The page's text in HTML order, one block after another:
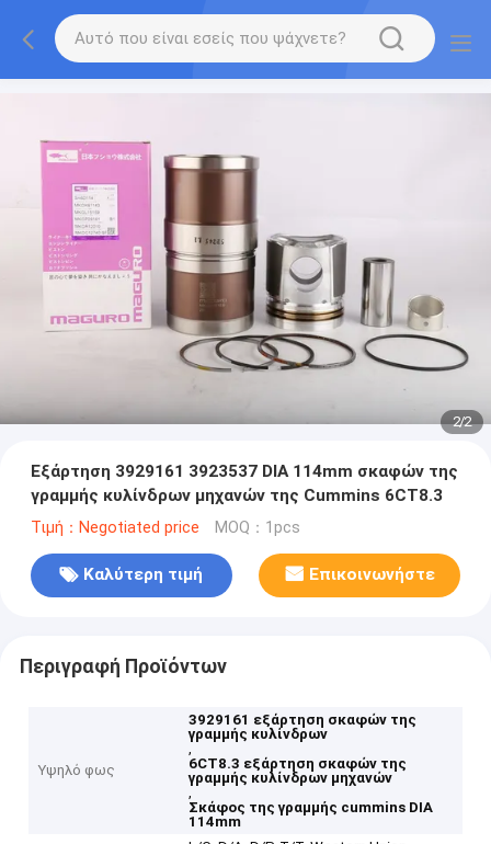
2/2
Εξάρτηση 3929161 3923537 DIA 114mm σκαφών της
γραμμής κυλίνδρων μηχανών της Cummins 6CT8.3
Τιμή：Negotiated price MOQ：1pcs
Καλύτερη τιμή Επικοινωνήστε
Περιγραφή Προϊόντων
Υψηλό φως
3929161 εξάρτηση σκαφών της
γραμμής κυλίνδρων
,
6CT8.3 εξάρτηση σκαφών της
γραμμής κυλίνδρων μηχανών
,
Σκάφος της γραμμής cummins DIA
114mm